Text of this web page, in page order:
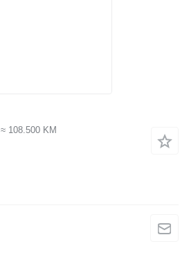
≈ 108.500 KM